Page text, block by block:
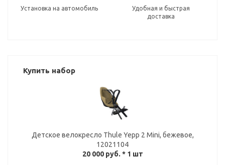
Установка на автомобиль
Удобная и быстрая
доставка
Купить набор
Детское велокресло Thule Yepp 2 Mini, бежевое,
12021104
20 000 руб. * 1 шт